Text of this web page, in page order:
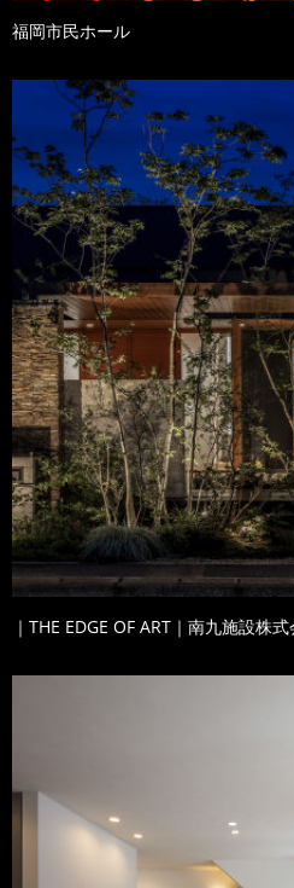
福岡市民ホール
｜THE EDGE OF ART｜南九施設株